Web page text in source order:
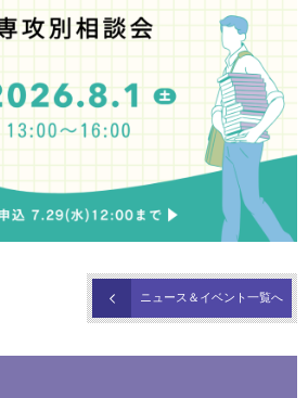
ニュース＆イベント一覧へ